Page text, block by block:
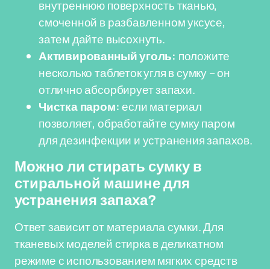
внутреннюю поверхность тканью,
смоченной в разбавленном уксусе,
затем дайте высохнуть.
Активированный уголь: положите
несколько таблеток угля в сумку – он
отлично абсорбирует запахи.
Чистка паром:если материал
позволяет, обработайте сумку паром
для дезинфекции и устранения запахов.
Можно ли стирать сумку в
стиральной машине для
устранения запаха?
Ответ зависит от материала сумки. Для
тканевых моделей стирка в деликатном
режиме с использованием мягких средств